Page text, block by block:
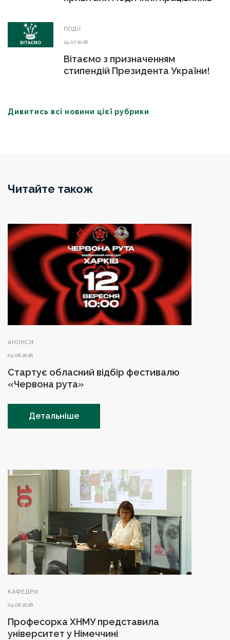
ПОДІЇ
24.07.2026
Вітаємо з призначенням
стипендій Президента України!
Дивитись всі новини цієї рубрики
Читайте також
АНОНСИ
05.08.2026
Стартує обласний відбір фестивалю
«Червона рута»
Детальніше
КАФЕДРИ
04.08.2026
Професорка ХНМУ представила
університет у Німеччині